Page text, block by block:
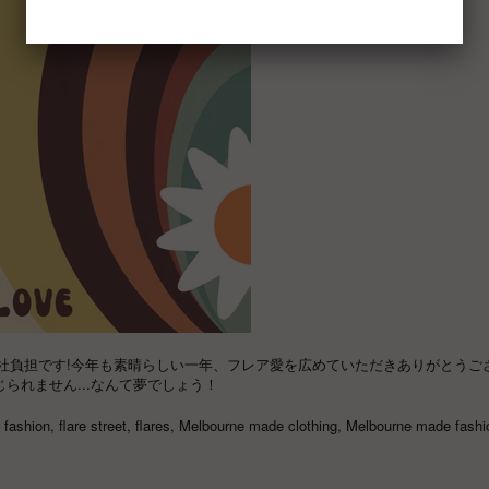
担です!今年も素晴らしい一年、フレア愛を広めていただきありがとうご
れません...なんて夢でしょう！
, flare street, flares, Melbourne made clothing, Melbourne made